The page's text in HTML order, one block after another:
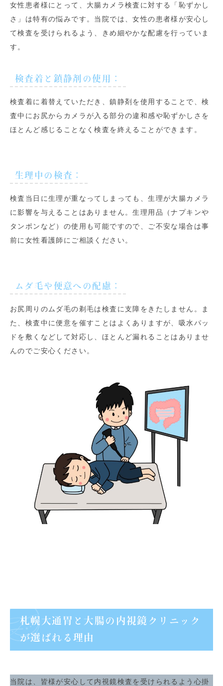
女性患者様にとって、大腸カメラ検査に対する「恥ずかし
さ」は特有の悩みです。当院では、女性の患者様が安心し
て検査を受けられるよう、きめ細やかな配慮を行っていま
す。
検査着と鎮静剤の使用 ：
検査着に着替えていただき、鎮静剤を使用することで、検
査中にお尻からカメラが入る部分の違和感や恥ずかしさを
ほとんど感じることなく検査を終えることができます。
生理中の検査 ：
検査当日に生理が重なってしまっても、生理が大腸カメラ
に影響を与えることはありません。生理用品（ナプキンや
タンポンなど）の使用も可能ですので、ご不安な場合は事
前に女性看護師にご相談ください。
ムダ毛や便意への配慮 ：
お尻周りのムダ毛の剃毛は検査に支障をきたしません。ま
た、検査中に便意を催すことはよくありますが、吸水パッ
ドを敷くなどして対応し、ほとんど漏れることはありませ
んのでご安心ください。
札幌大通胃と大腸の内視鏡クリニック
が選ばれる理由
当院は、皆様が安心して内視鏡検査を受けられるよう心掛